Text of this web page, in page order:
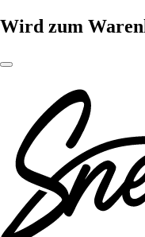
Wird zum